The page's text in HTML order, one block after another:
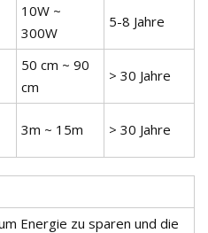
10W ~
300W
5-8 Jahre
50 cm ~ 90
cm
> 30 Jahre
3m ~ 15m > 30 Jahre
Energie zu sparen und die